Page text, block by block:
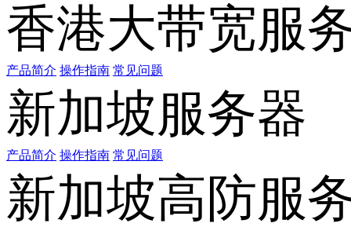
香港大带宽服
产品简介 操作指南 常见问题
新加坡服务器
产品简介 操作指南 常见问题
新加坡高防服